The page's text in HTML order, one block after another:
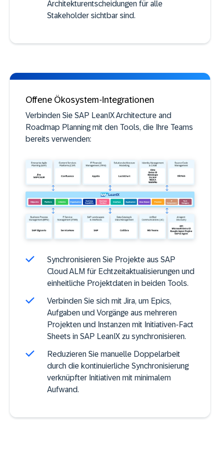
Architekturentscheidungen für alle
Stakeholder sichtbar sind.
Offene Ökosystem-Integrationen
Verbinden Sie SAP LeanIX Architecture and
Roadmap Planning mit den Tools, die Ihre Teams
bereits verwenden:
Synchronisieren Sie Projekte aus SAP
Cloud ALM für Echtzeitaktualisierungen und
einheitliche Projektdaten in beiden Tools.
Verbinden Sie sich mit Jira, um Epics,
Aufgaben und Vorgänge aus mehreren
Projekten und Instanzen mit Initiativen-Fact
Sheets in SAP LeanIX zu synchronisieren.
Reduzieren Sie manuelle Doppelarbeit
durch die kontinuierliche Synchronisierung
verknüpfter Initiativen mit minimalem
Aufwand.